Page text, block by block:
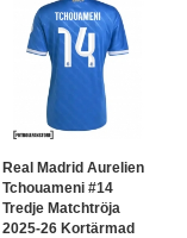
Real Madrid Aurelien
Tchouameni #14
Tredje Matchtröja
2025-26 Kortärmad